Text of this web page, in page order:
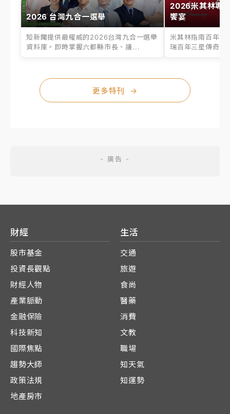
2026 台灣九合一選舉
知新聞提供最權威的2026台灣九合一選舉
資料庫。即時掌握六都縣市長、議...
2026米其林專
饗宴
米其林指南百年之
瑞百年三星傳奇、
更多特刊 →
財經
股市基金
投資長觀點
財經人物
產業脈動
金融保險
科技新知
國際焦點
趨勢大師
政策法規
地產房市
生活
交通
旅遊
食尚
醫藥
消費
文教
職場
知天氣
知運勢